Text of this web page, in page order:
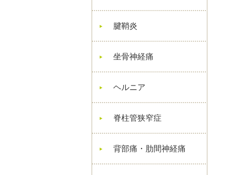
腱鞘炎
坐骨神経痛
ヘルニア
脊柱管狭窄症
背部痛・肋間神経痛